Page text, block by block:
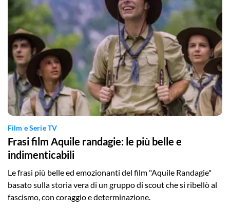
Film e Serie TV
Frasi film Aquile randagie: le più belle e
indimenticabili
Le frasi più belle ed emozionanti del film "Aquile Randagie"
basato sulla storia vera di un gruppo di scout che si ribellò al
fascismo, con coraggio e determinazione.